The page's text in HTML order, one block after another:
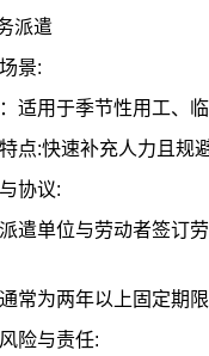
遣
景:
用于季节性用工、临
:快速补充人力且规避
协议:
单位与劳动者签订劳
为两年以上固定期限
与责任: